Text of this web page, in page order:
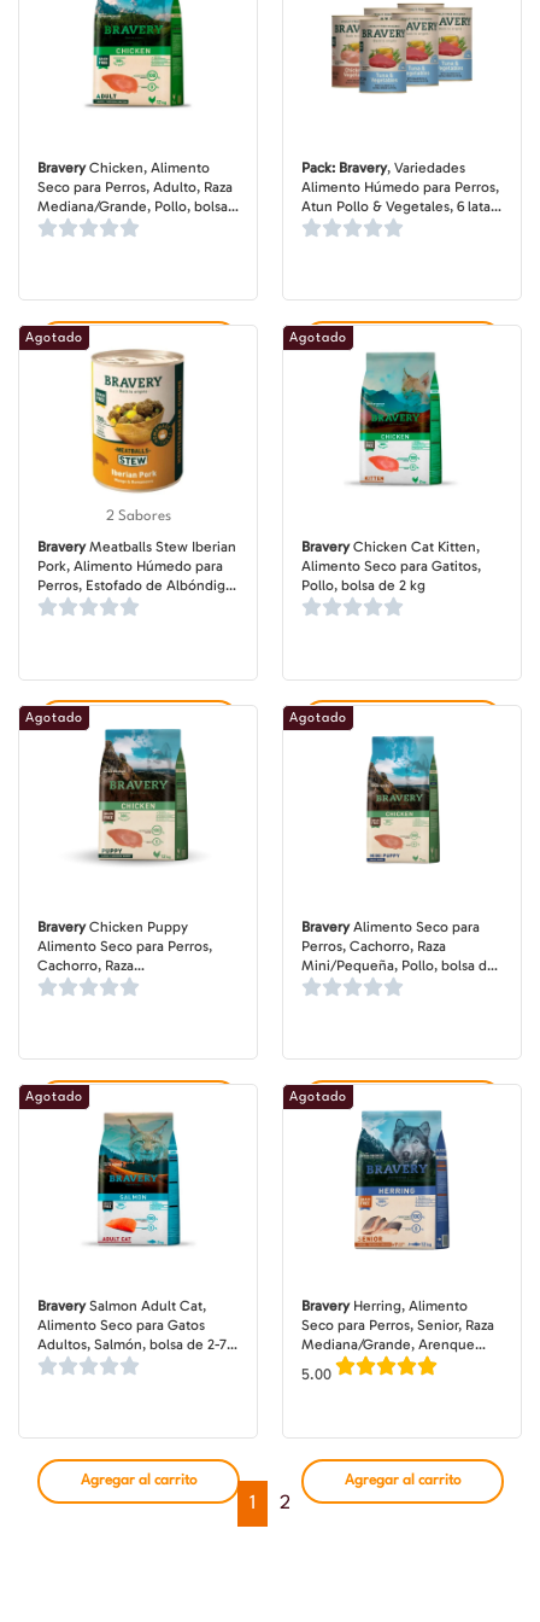
BraveryChicken, Alimento
Seco para Perros, Adulto, Raza
Mediana/Grande, Pollo, bolsa
de 4-12 kg
Agregar al carrito
Pack: Bravery, Variedades
Alimento Húmedo para Perros,
Atun Pollo & Vegetales, 6 latas
de 290 gr
Agregar al carrito
2 Sabores
BraveryMeatballs Stew Iberian
Pork, Alimento Húmedo para
Perros, Estofado de Albóndigas
de Cerdo Ibérico, lata 415 gr
Agotado
Agregar al carrito
BraveryChicken Cat Kitten,
Alimento Seco para Gatitos,
Pollo, bolsa de 2 kg
Agotado
Agregar al carrito
BraveryChicken Puppy
Alimento Seco para Perros,
Cachorro, Raza
Mediana/Grande, Pollo, bolsa
Agotado
Agregar al carrito
BraveryAlimento Seco para
Perros, Cachorro, Raza
Mini/Pequeña, Pollo, bolsa de
7 kg
Agotado
Agregar al carrito
BraverySalmon Adult Cat,
Alimento Seco para Gatos
Adultos, Salmón, bolsa de 2-7
kg
Agotado
Agregar al carrito
BraveryHerring, Alimento
Seco para Perros, Senior, Raza
Mediana/Grande, Arenque
(Pescado Blanco), bolsa de 4-12
kg
5.00
Agotado
Agregar al carrito
1 2